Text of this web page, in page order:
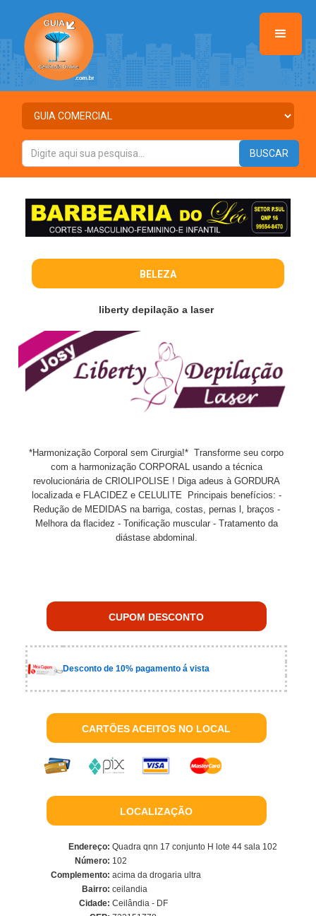
BELEZA
liberty depilação a laser
*Harmonização Corporal sem Cirurgia!* Transforme seu corpo
com a harmonização CORPORAL usando a técnica
revolucionária de CRIOLIPOLISE ! Diga adeus à GORDURA
localizada e FLACIDEZ e CELULITE Principais benefícios: -
Redução de MEDIDAS na barriga, costas, pernas l, braços -
Melhora da flacidez - Tonificação muscular - Tratamento da
diástase abdominal.
CUPOM DESCONTO
Desconto de 10% pagamento á vista
CARTÕES ACEITOS NO LOCAL
LOCALIZAÇÃO
Endereço: Quadra qnn 17 conjunto H lote 44 sala 102
Número: 102
Complemento: acima da drogaria ultra
Bairro: ceilandia
Cidade: Ceilândia - DF